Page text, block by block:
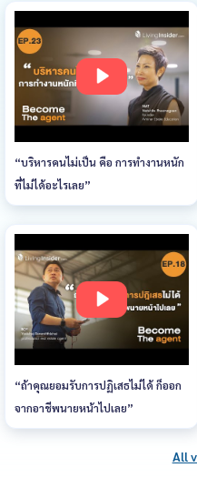
“บริหารคนไม่เป็น คือ การทำงานหนัก
ที่ไม่ได้อะไรเลย”
“ถ้าคุณยอมรับการปฏิเสธไม่ได้ ก็ออก
จากอาชีพนายหน้าไปเลย”
All